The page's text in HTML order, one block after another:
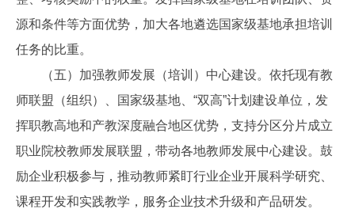
源和条件等方面优势，加大各地遴选国家级基地承担培训
任务的比重。
（五）加强教师发展（培训）中心建设。依托现有教
师联盟（组织）、国家级基地、“双高”计划建设单位，发
挥职教高地和产教深度融合地区优势，支持分区分片成立
职业院校教师发展联盟，带动各地教师发展中心建设。鼓
励企业积极参与，推动教师紧盯行业企业开展科学研究、
课程开发和实践教学，服务企业技术升级和产品研发。